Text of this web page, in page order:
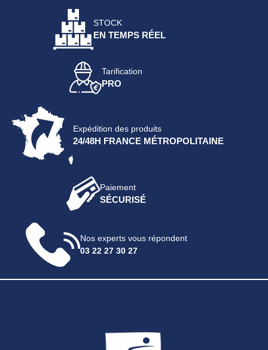
STOCK
EN TEMPS RÉEL
Tarification
PRO
Expédition des produits
24/48H FRANCE MÉTROPOLITAINE
Paiement
SÉCURISÉ
Nos experts vous répondent
03 22 27 30 27